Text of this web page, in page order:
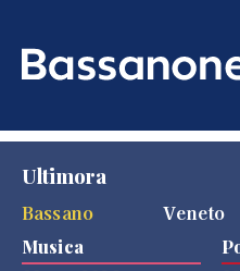
Ultimora
Bassano
Veneto
Musica